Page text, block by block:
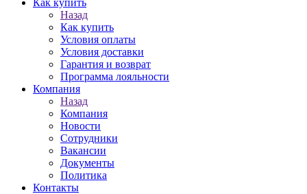
Как купить
Назад
Как купить
Условия оплаты
Условия доставки
Гарантия и возврат
Программа лояльности
Компания
Назад
Компания
Новости
Сотрудники
Вакансии
Документы
Политика
Контакты